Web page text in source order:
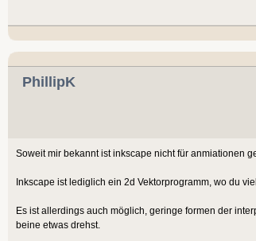
PhillipK
Soweit mir bekannt ist inkscape nicht für anmiationen
Inkscape ist lediglich ein 2d Vektorprogramm, wo du
Es ist allerdings auch möglich, geringe formen der
beine etwas drehst.